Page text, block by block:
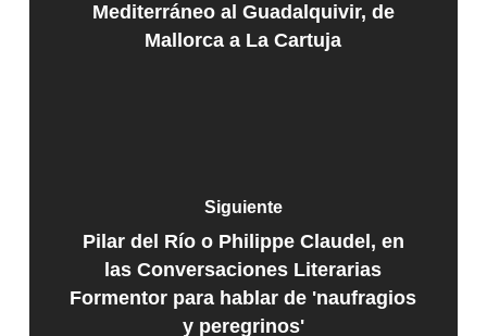
Mediterráneo al Guadalquivir, de
Mallorca a La Cartuja
Siguiente
Pilar del Río o Philippe Claudel, en
las Conversaciones Literarias
Formentor para hablar de 'naufragios
y peregrinos'